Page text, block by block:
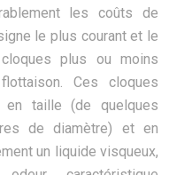
les coûts de
le plus courant et le
plus ou moins
Ces cloques
en taille (de quelques
de diamètre) et en
un liquide visqueux,